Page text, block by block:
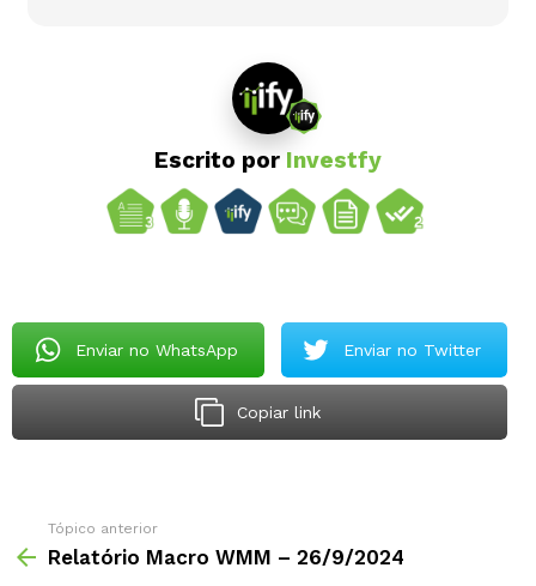
Escrito por Investfy
Enviar no WhatsApp Enviar no Twitter
Copiar link
Tópico anterior
Relatório Macro WMM – 26/9/2024